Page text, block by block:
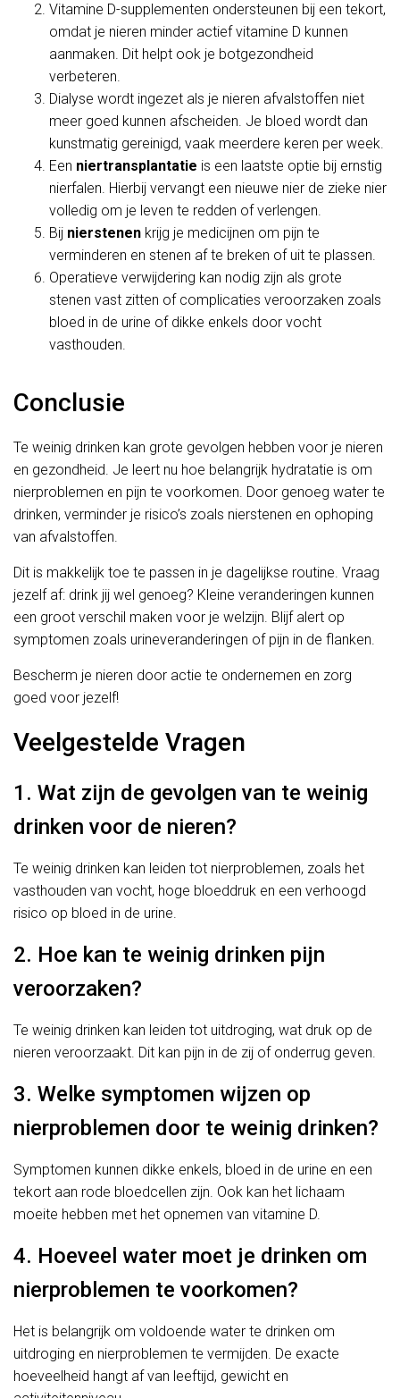
Vitamine D-supplementen ondersteunen bij een tekort,
omdat je nieren minder actief vitamine D kunnen
aanmaken. Dit helpt ook je botgezondheid
verbeteren.
Dialyse wordt ingezet als je nieren afvalstoffen niet
meer goed kunnen afscheiden. Je bloed wordt dan
kunstmatig gereinigd, vaak meerdere keren per week.
Een niertransplantatie is een laatste optie bij ernstig
nierfalen. Hierbij vervangt een nieuwe nier de zieke nier
volledig om je leven te redden of verlengen.
Bij nierstenen krijg je medicijnen om pijn te
verminderen en stenen af te breken of uit te plassen.
Operatieve verwijdering kan nodig zijn als grote
stenen vast zitten of complicaties veroorzaken zoals
bloed in de urine of dikke enkels door vocht
vasthouden.
Conclusie
Te weinig drinken kan grote gevolgen hebben voor je nieren
en gezondheid. Je leert nu hoe belangrijk hydratatie is om
nierproblemen en pijn te voorkomen. Door genoeg water te
drinken, verminder je risico’s zoals nierstenen en ophoping
van afvalstoffen.
Dit is makkelijk toe te passen in je dagelijkse routine. Vraag
jezelf af: drink jij wel genoeg? Kleine veranderingen kunnen
een groot verschil maken voor je welzijn. Blijf alert op
symptomen zoals urineveranderingen of pijn in de flanken.
Bescherm je nieren door actie te ondernemen en zorg
goed voor jezelf!
Veelgestelde Vragen
1. Wat zijn de gevolgen van te weinig
drinken voor de nieren?
Te weinig drinken kan leiden tot nierproblemen, zoals het
vasthouden van vocht, hoge bloeddruk en een verhoogd
risico op bloed in de urine.
2. Hoe kan te weinig drinken pijn
veroorzaken?
Te weinig drinken kan leiden tot uitdroging, wat druk op de
nieren veroorzaakt. Dit kan pijn in de zij of onderrug geven.
3. Welke symptomen wijzen op
nierproblemen door te weinig drinken?
Symptomen kunnen dikke enkels, bloed in de urine en een
tekort aan rode bloedcellen zijn. Ook kan het lichaam
moeite hebben met het opnemen van vitamine D.
4. Hoeveel water moet je drinken om
nierproblemen te voorkomen?
Het is belangrijk om voldoende water te drinken om
uitdroging en nierproblemen te vermijden. De exacte
hoeveelheid hangt af van leeftijd, gewicht en